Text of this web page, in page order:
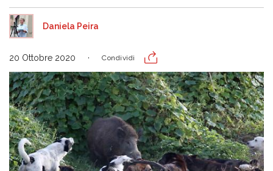
Daniela Peira
20 Ottobre 2020 Condividi